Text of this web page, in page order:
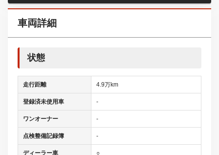
車両詳細
状態
走行距離 4.9万km
登録済未使用車 -
ワンオーナー -
点検整備記録簿 -
ディーラー車 ○